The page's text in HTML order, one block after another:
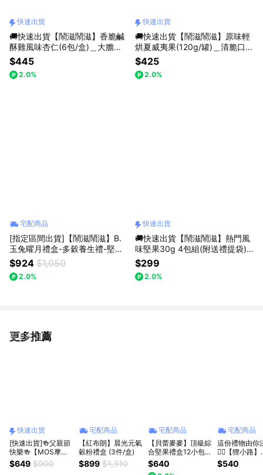
快速出貨
🚚快速出貨【鬧滋鬧滋】香脆鹹
酥雞風味杏仁(6包/盒)＿大膽翻
玩．創意堅果＿獨家口味
$445
2.0%
快速出貨
🚚快速出貨【鬧滋鬧滋】原味輕
烘夏威夷果(120g/罐)＿清脆口
感．淡淡奶香＿天然滋味
$425
2.0%
宅配商品
[指定區間出貨]【鬧滋鬧滋】B.
玉兔曜月禮盒-多穀養生禮-堅果
X 沖泡飲14入（附提袋）＿養生
堅果飲．頂級堅果＿精美禮盒_中
秋禮盒
$924 $1,050
2.0%
快速出貨
🚚快速出貨【鬧滋鬧滋】熱門風
味堅果30g 4包組(附送禮提袋)_
LINE禮物獨家組合_生日快樂_感
謝禮_為你加油_下午茶
$299
2.0%
更多推薦
看更多
快速出貨
[快速出貨]🍻父親節
快樂🍻【MOS摩斯
漢堡】無調味綜合堅
果2罐 +玄米煎茶10
$649 $900
宅配商品
【紅布朗】晨光元氣
穀粉禮盒 (3件/盒)
$899 $1,310
宅配商品
【貝蕾麥麥】頂級綜
合堅果禮盒12小包
(父親節快樂/感謝我
的貴人/獅子座生日
$640
宅配商品
這份禮物由你
✌🏻【狸小路】
MOGU KABI-
威夷豆塔
$540